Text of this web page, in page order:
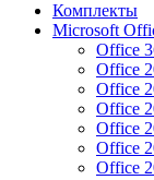
Комплекты
Microsoft
Office
Office
Office
Office
Office
Office
Office